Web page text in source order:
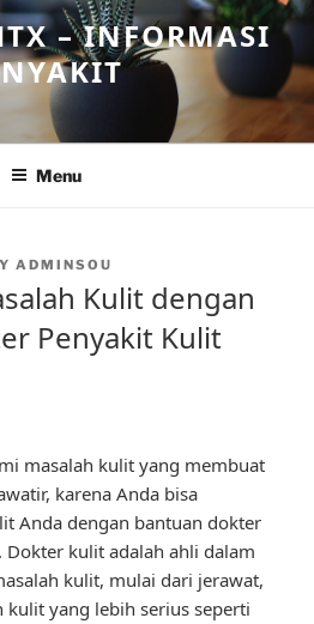
– INFORMASI
Menu
ADMINSOU
Kulit dengan
Penyakit Kulit
masalah kulit yang membuat
karena Anda bisa
Anda dengan bantuan dokter
kulit adalah ahli dalam
kulit, mulai dari jerawat,
kulit yang lebih serius seperti